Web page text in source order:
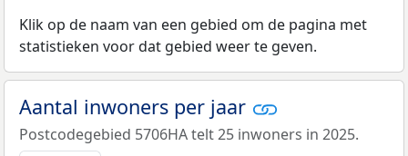
Klik op de naam van een gebied om de pagina met
statistieken voor dat gebied weer te geven.
Aantal inwoners per jaar
Postcodegebied 5706HA telt 25 inwoners in 2025.